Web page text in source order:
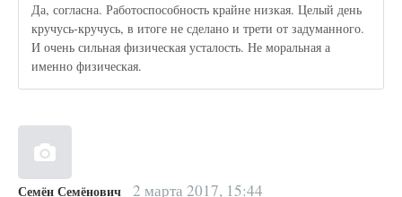
Да, согласна. Работоспособность крайне низкая. Целый день
кручусь-кручусь, в итоге не сделано и трети от задуманного.
И очень сильная физическая усталость. Не моральная а
именно физическая.
Семён Семёнович 2 марта 2017, 15:44